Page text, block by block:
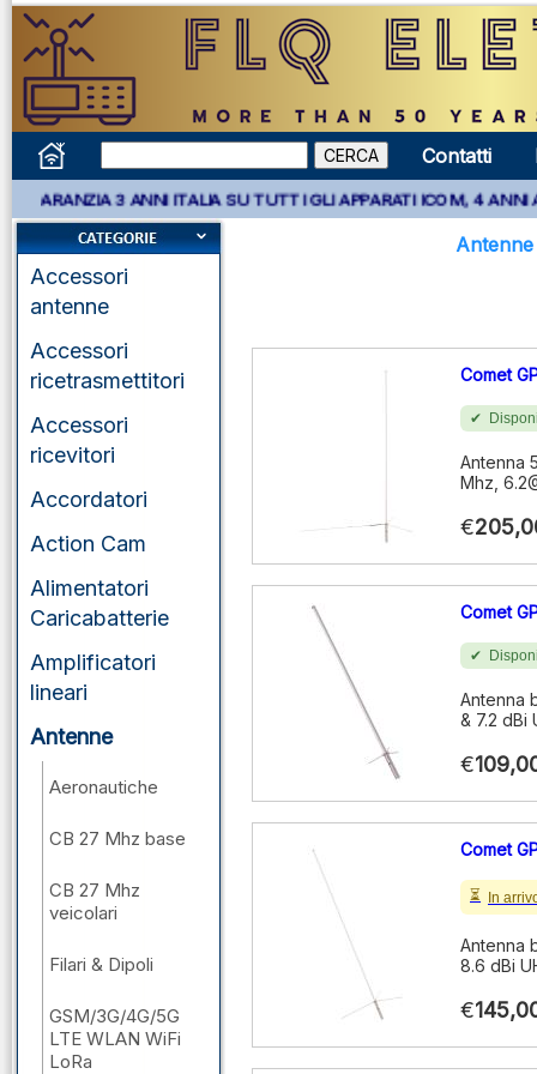
Contatti
GARANZIA 3 ANNI ITALIA SU TUTTI GLI APPARATI ICOM, 4 ANNI
Accessori
antenne
Accessori
ricetrasmettitori
Accessori
ricevitori
Accordatori
Action Cam
Alimentatori
Caricabatterie
Amplificatori
lineari
Antenne
Aeronautiche
CB 27 Mhz base
CB 27 Mhz
veicolari
Filari & Dipoli
GSM/3G/4G/5G
LTE WLAN WiFi
LoRa
Antenne
Comet
Antenna
Mhz,
€
Comet
Antenna
& 7.2 dBi
€
Comet
In
Antenna
8.6 dBi
€